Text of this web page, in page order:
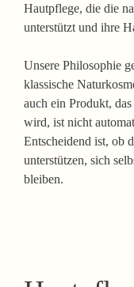
Hautpflege, die die
unterstützt und ihre
Unsere Philosophie
klassische
auch ein Produkt,
wird, ist nicht
Entscheidend ist, ob
unterstützen, sich
bleiben.